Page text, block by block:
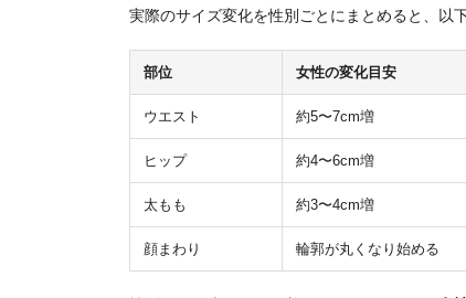
実際のサイズ変化を性別ごとにまとめると、以
部位 女性の変化目安
ウエスト 約5〜7cm増
ヒップ 約4〜6cm増
太もも 約3〜4cm増
顔まわり 輪郭が丸くなり始める